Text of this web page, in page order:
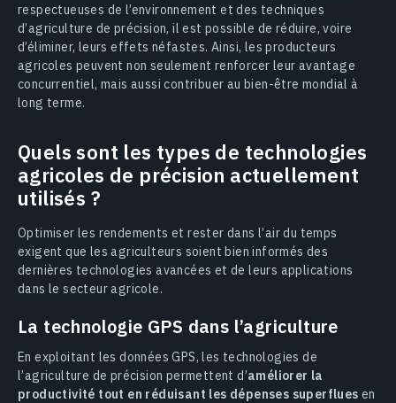
respectueuses de l’environnement et des techniques
d’agriculture de précision, il est possible de réduire, voire
d’éliminer, leurs effets néfastes. Ainsi, les producteurs
agricoles peuvent non seulement renforcer leur avantage
concurrentiel, mais aussi contribuer au bien-être mondial à
long terme.
Quels sont les types de technologies
agricoles de précision actuellement
utilisés ?
Optimiser les rendements et rester dans l’air du temps
exigent que les agriculteurs soient bien informés des
dernières technologies avancées et de leurs applications
dans le secteur agricole.
La technologie GPS dans l’agriculture
En exploitant les données GPS, les technologies de
l’agriculture de précision permettent d’améliorer la
productivité tout en réduisant les dépenses superflues en